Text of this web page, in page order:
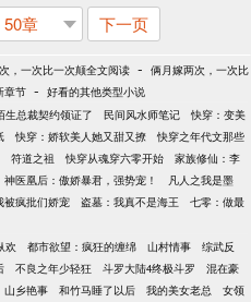
章 下一页
，一次比一次颠全文阅读 - 俩月嫁两次，一次比
章节 - 好看的其他类型小说
生总裁契约领证了 民间风水师笔记
快穿：变美
快穿：娇软美人她又甜又撩
快穿之年代文那些
符道之祖 快穿从魂穿六零开始
家族修仙：李
神医凰后：傲娇暴君，强势宠！
凡人之我是墨
被疯批们娇宠 盗墓：我真不是海王
七零：做最
欢 都市欲望：疯狂的缠绵 山村情事
综武反
不良之年少轻狂 斗罗大陆4终极斗罗
混在豪
山乡艳事 和竹马睡了以后 我的美女老总
女领